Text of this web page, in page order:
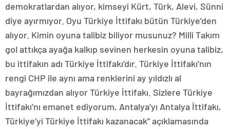
demokratlardan alıyor, kimseyi Kürt, Türk, Alevi, Sünni
diye ayırmıyor. Oyu Türkiye İttifakı bütün Türkiye’den
alıyor. Kimin oyuna talibiz biliyor musunuz? Milli Takım
gol attıkça ayağa kalkıp sevinen herkesin oyuna talibiz,
bu ittifakın adı Türkiye İttifakı’dır. Türkiye İttifakı’nın
rengi CHP ile aynı ama renklerini ay yıldızlı al
bayrağımızdan alıyor Türkiye İttifakı. Sizlere Türkiye
İttifakı’nı emanet ediyorum, Antalya’yı Antalya İttifakı,
Türkiye’yi Türkiye İttifakı kazanacak” açıklamasında